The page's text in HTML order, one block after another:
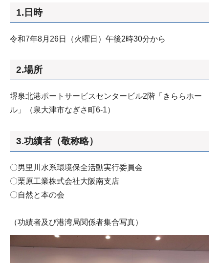
1.日時
令和7年8月26日（火曜日）午後2時30分から
2.場所
堺泉北港ポートサービスセンタービル2階「きららホー
ル」（泉大津市なぎさ町6-1）
3.功績者（敬称略）
〇男里川水系環境保全活動実行委員会
〇栗原工業株式会社大阪南支店
〇自然と本の会
（功績者及び港湾局関係者集合写真）